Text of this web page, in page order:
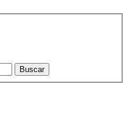
Buscar